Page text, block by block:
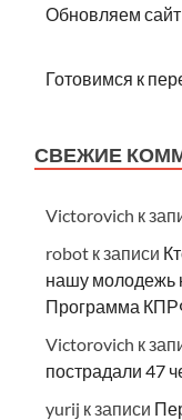
Обновляем сайт
Готовимся к
СВЕЖИЕ
Victorovich к
robot к записи
нашу молодежь
Программа
Victorovich к
пострадали 47
yurij к записи